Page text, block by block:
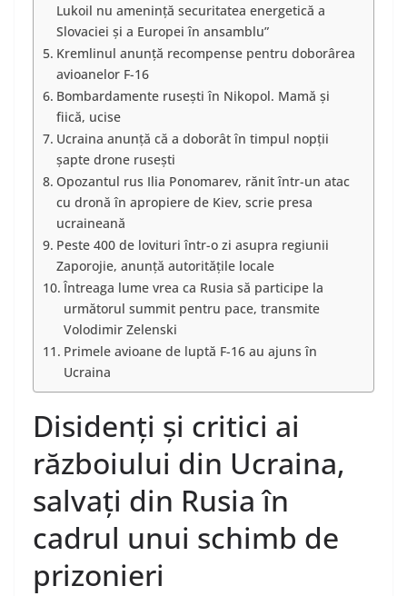
Lukoil nu ameninţă securitatea energetică a
Slovaciei şi a Europei în ansamblu”
Kremlinul anunță recompense pentru doborârea
avioanelor F-16
Bombardamente rusești în Nikopol. Mamă și
fiică, ucise
Ucraina anunță că a doborât în timpul nopții
șapte drone rusești
Opozantul rus Ilia Ponomarev, rănit într-un atac
cu dronă în apropiere de Kiev, scrie presa
ucraineană
Peste 400 de lovituri într-o zi asupra regiunii
Zaporojie, anunță autoritățile locale
Întreaga lume vrea ca Rusia să participe la
următorul summit pentru pace, transmite
Volodimir Zelenski
Primele avioane de luptă F-16 au ajuns în
Ucraina
Disidenți și critici ai
războiului din Ucraina,
salvați din Rusia în
cadrul unui schimb de
prizonieri